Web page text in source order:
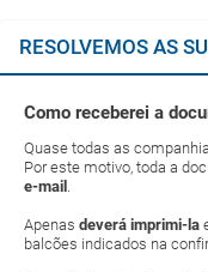
RESOLVEMOS AS
Como receberei a
Quase todas as
Por este motivo, toda a
e-mail .
Apenas deverá imprimi-la
balcões indicados na